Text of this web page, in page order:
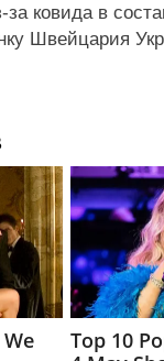
за ковида в
Швейцария